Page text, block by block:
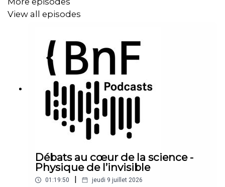
lequel elle appelle les enfants à se mobiliser pour
préserver la planète.
En partenariat avec la Maison des écrivains
Conférence enregistrée le 24 janvier 2020 à la BnF I
François-Mitterrand dans le cadre des conférences du
Centre national de la littérature pour la jeunesse (CNLJ).
View all episodes
Débats au cœur de la science -
Physique de l’invisible
01:19:50 | jeudi 9 juillet 2026